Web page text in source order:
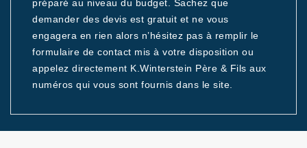
préparé au niveau du budget. Sachez que
demander des devis est gratuit et ne vous
engagera en rien alors n’hésitez pas à remplir le
formulaire de contact mis à votre disposition ou
appelez directement K.Winterstein Père & Fils aux
numéros qui vous sont fournis dans le site.